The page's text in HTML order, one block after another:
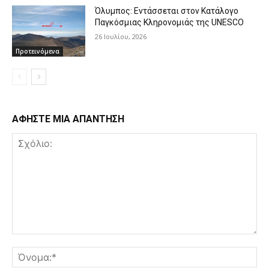
Προτεινόμενα
Όλυμπος: Εντάσσεται στον Κατάλογο
Παγκόσμιας Κληρονομιάς της UNESCO
26 Ιουλίου, 2026
ΑΦΗΣΤΕ ΜΙΑ ΑΠΑΝΤΗΣΗ